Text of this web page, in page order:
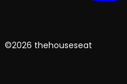
©2026 thehouseseat